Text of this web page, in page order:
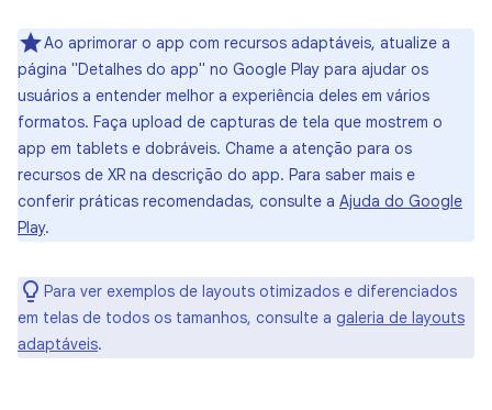
Ao aprimorar o app com recursos adaptáveis, atualize a
página "Detalhes do app" no Google Play para ajudar os
usuários a entender melhor a experiência deles em vários
formatos. Faça upload de capturas de tela que mostrem o
app em tablets e dobráveis. Chame a atenção para os
recursos de XR na descrição do app. Para saber mais e
conferir práticas recomendadas, consulte a Ajuda do Google
Play.
Para ver exemplos de layouts otimizados e diferenciados
em telas de todos os tamanhos, consulte a galeria de layouts
adaptáveis.